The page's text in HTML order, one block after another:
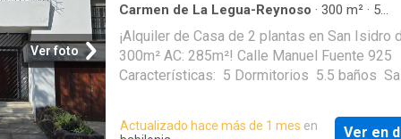
pareja, persona sola o proyecto de home
Zona tranquila y con fácil acceso a
servicios cercanos. ¿Quieres verla en
Solicita más información y agenda tu visita
Ver foto
Carmen de La Legua-Reynoso · 300 m² · 5
equipada
¡Alquiler de Casa de 2 plantas en San Isidro
300m² AC: 285m²! Calle Manuel Fuente 925
Características: ️ 5 Dormitorios ️ 5.5 baños
estacionamiento interior ️ 03
exterior
Actualizado hace más de 1 mes en
Ver en